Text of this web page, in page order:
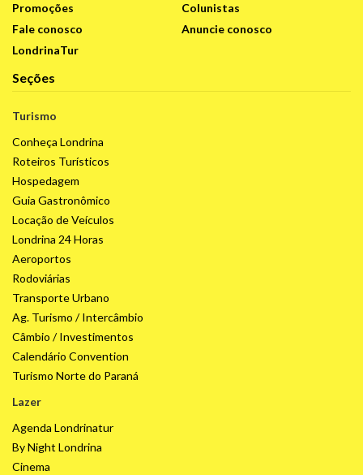
Promoções
Colunistas
Fale conosco
Anuncie conosco
LondrinaTur
Seções
Turismo
Conheça Londrina
Roteiros Turísticos
Hospedagem
Guia Gastronômico
Locação de Veículos
Londrina 24 Horas
Aeroportos
Rodoviárias
Transporte Urbano
Ag. Turismo / Intercâmbio
Câmbio / Investimentos
Calendário Convention
Turismo Norte do Paraná
Lazer
Agenda Londrinatur
By Night Londrina
Cinema